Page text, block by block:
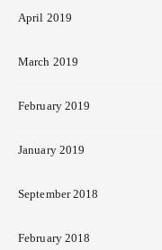
April 2019
March 2019
February 2019
January 2019
September 2018
February 2018